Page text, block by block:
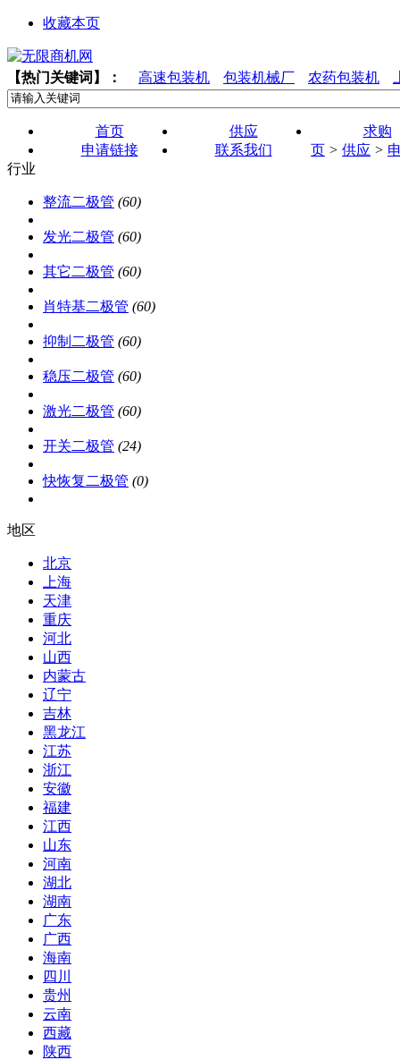
收藏本页
【热门关键词】： 高速包装机 包装机械厂 农药包装机
首页 供应
求购
申请链接
联系我们 页 > 供应 >
行业
整流二极管 (60)
发光二极管 (60)
其它二极管 (60)
肖特基二极管 (60)
抑制二极管 (60)
稳压二极管 (60)
激光二极管 (60)
开关二极管 (24)
快恢复二极管 (0)
地区
北京
上海
天津
重庆
河北
山西
内蒙古
辽宁
吉林
黑龙江
江苏
浙江
安徽
福建
江西
山东
河南
湖北
湖南
广东
广西
海南
四川
贵州
云南
西藏
陕西